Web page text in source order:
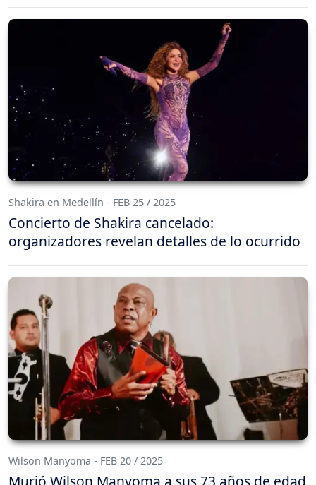
Shakira en Medellín - FEB 25 / 2025
Concierto de Shakira cancelado:
organizadores revelan detalles de lo ocurrido
Wilson Manyoma - FEB 20 / 2025
Murió Wilson Manyoma a sus 73 años de edad